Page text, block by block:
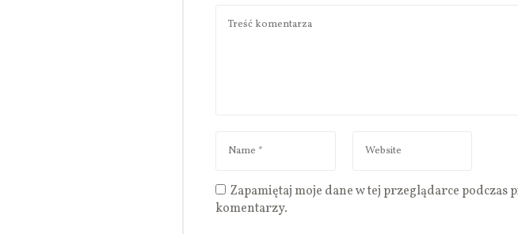
Zapamiętaj moje dane w tej przeglądarce podczas
komentarzy.